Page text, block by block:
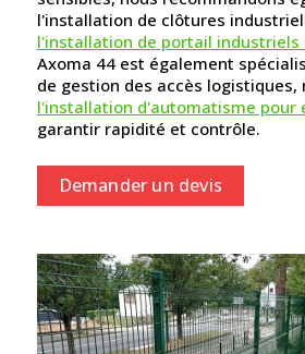
l'installation de clôtures
l'installation de portail industriels
Axoma 44 est également
de gestion des accès
l'installation d'automatisme pour
garantir rapidité et contrôle.
Demander un devis